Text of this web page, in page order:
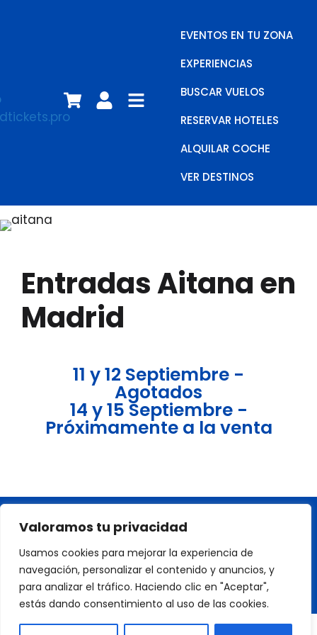
Valoramos tu privacidad
Usamos cookies para mejorar la experiencia de
navegación, personalizar el contenido y anuncios, y
para analizar el tráfico. Haciendo clic en "Aceptar",
estás dando consentimiento al uso de las cookies.
EVENTOS EN TU ZONA
EXPERIENCIAS
BUSCAR VUELOS
RESERVAR HOTELES
ALQUILAR COCHE
VER DESTINOS
Entradas Aitana en
Madrid
11 y 12 Septiembre -
Agotados
14 y 15 Septiembre -
Próximamente a la venta
Aviso Legal y
Condiciones de Uso
Política de
Privacidad Cookies
Copyright © 2026 WorldTickets